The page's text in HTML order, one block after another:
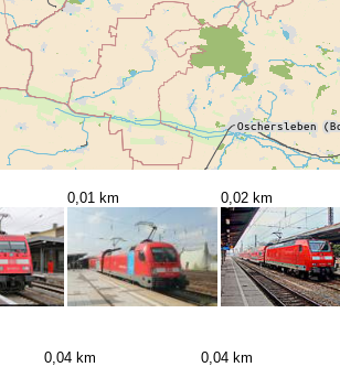
0,01 km 0,02 km
0,04 km 0,04 km